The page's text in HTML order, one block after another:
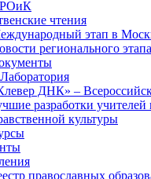
чтения
этап в
регионального этапа
ДНК» –
разработки учителей
культуры
православных